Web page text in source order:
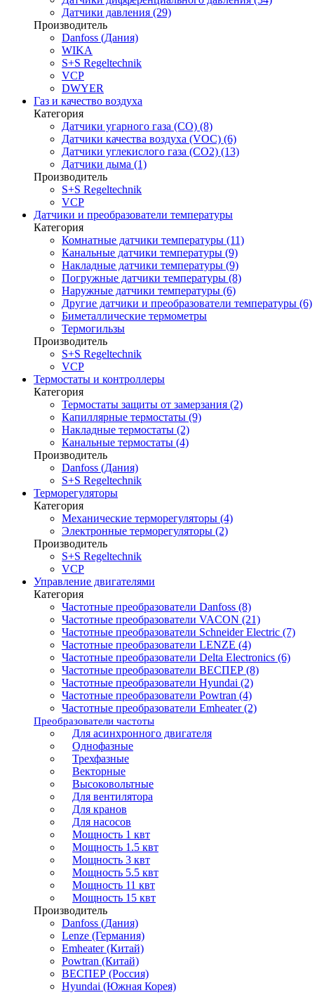
Датчики давления (29)
Производитель
Danfoss (Дания)
WIKA
S+S Regeltechnik
VCP
DWYER
Газ и качество воздуха
Категория
Датчики угарного газа (CO) (8)
Датчики качества воздуха (VOC) (6)
Датчики углекислого газа (CO2) (13)
Датчики дыма (1)
Производитель
S+S Regeltechnik
VCP
Датчики и преобразователи температуры
Категория
Комнатные датчики температуры (11)
Канальные датчики температуры (9)
Накладные датчики температуры (9)
Погружные датчики температуры (8)
Наружные датчики температуры (6)
Другие датчики и преобразователи температуры (6)
Биметаллические термометры
Термогильзы
Производитель
S+S Regeltechnik
VCP
Термостаты и контроллеры
Категория
Термостаты защиты от замерзания (2)
Капиллярные термостаты (9)
Накладные термостаты (2)
Канальные термостаты (4)
Производитель
Danfoss (Дания)
S+S Regeltechnik
Терморегуляторы
Категория
Механические терморегуляторы (4)
Электронные терморегуляторы (2)
Производитель
S+S Regeltechnik
VCP
Управление двигателями
Категория
Частотные преобразователи Danfoss (8)
Частотные преобразователи VACON (21)
Частотные преобразователи Schneider Electric (7)
Частотные преобразователи LENZE (4)
Частотные преобразователи Delta Electronics (6)
Частотные преобразователи ВЕСПЕР (8)
Частотные преобразователи Hyundai (2)
Частотные преобразователи Powtran (4)
Частотные преобразователи Emheater (2)
Преобразователи частоты
Для асинхронного двигателя
Однофазные
Трехфазные
Векторные
Высоковольтные
Для вентилятора
Для кранов
Для насосов
Мощность 1 квт
Мощность 1.5 квт
Мощность 3 квт
Мощность 5.5 квт
Мощность 11 квт
Мощность 15 квт
Производитель
Danfoss (Дания)
Lenze (Германия)
Emheater (Китай)
Powtran (Китай)
ВЕСПЕР (Россия)
Hyundai (Южная Корея)